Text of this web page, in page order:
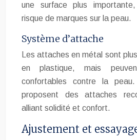
une surface plus
risque de marques sur la peau.
Système d’attache
Les attaches en métal sont
en plastique, mais
confortables contre la
proposent des attaches
alliant solidité et confort.
Ajustement et